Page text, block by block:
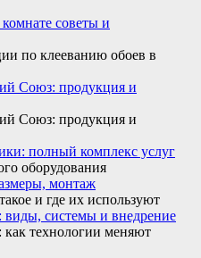
советы и
по клееванию обоев в
Союз: продукция и
Союз: продукция и
полный комплекс услуг
оборудования
монтаж
и где их используют
системы и внедрение
технологии меняют